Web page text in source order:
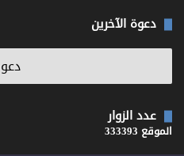
دعوة الآخرين
عدد الزوار
الموقع 333393